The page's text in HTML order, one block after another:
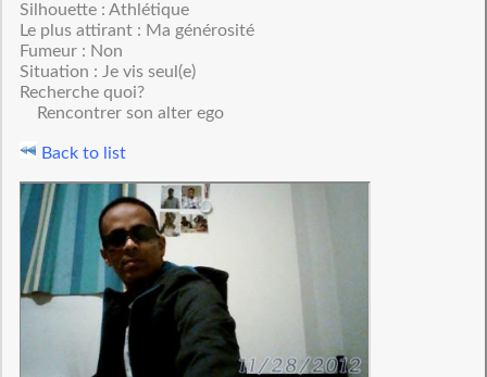
Silhouette : Athlétique
Le plus attirant : Ma générosité
Fumeur : Non
Situation : Je vis seul(e)
Recherche quoi?
Rencontrer son alter ego
Back to list